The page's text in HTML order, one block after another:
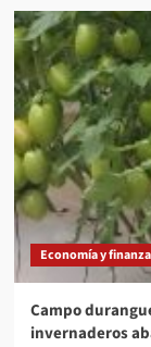
Economía y
Campo
invernaderos